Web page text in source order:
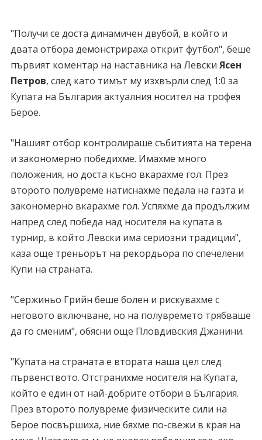
"Получи се доста динамичен двубой, в който и
двата отбора демонстрираха открит футбол", беше
първият коментар на наставника на Левски Ясен
Петров, след като тимът му изхвърли след 1:0 за
Купата на България актуалния носител на трофея
Берое.
"Нашият отбор контролираше събитията на терена
и закономерно победихме. Имахме много
положения, но доста късно вкарахме гол. През
второто полувреме натиснахме педала на газта и
закономерно вкарахме гол. Успяхме да продължим
напред след победа над носителя на купата в
турнир, в който Левски има сериозни традиции",
каза още треньорът на рекордьора по спечелени
Купи на страната.
"Сержиньо Грийн беше болен и рискувахме с
неговото включване, но на полувремето трябваше
да го сменим", обясни още Пловдивския Джанини.
"Купата на страната е втората наша цел след
първенството. Отстранихме носителя на Купата,
който е един от най-добрите отбори в България.
През второто полувреме физическите сили на
Берое посвършиха, ние бяхме по-свежи в края на